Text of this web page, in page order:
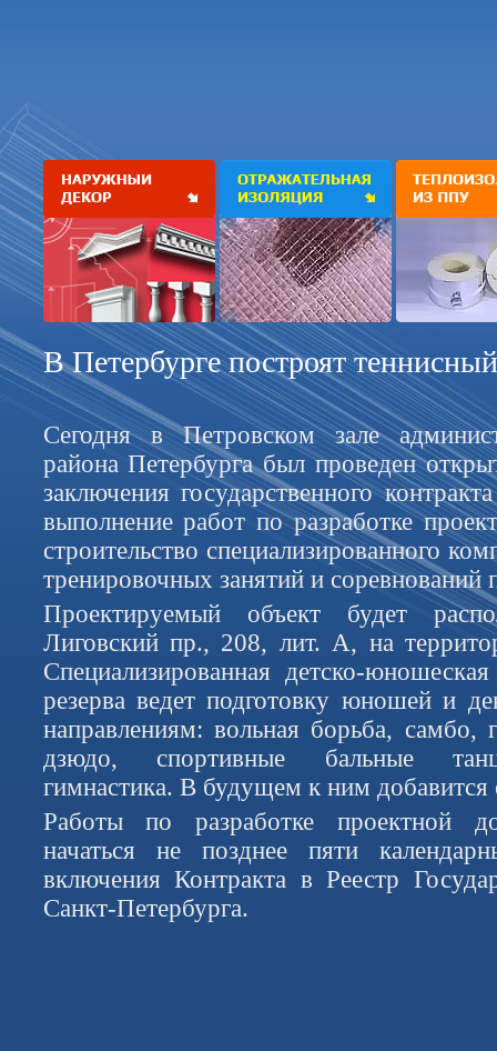
В Петербурге построят
Сегодня в Петровском зале
района Петербурга был проведен
заключения государственного
выполнение работ по разработке
строительство специализированного
тренировочных занятий и соревнований
Проектируемый объект будет
Лиговский пр., 208, лит. А, на
Специализированная детско-
резерва ведет подготовку юношей и
направлениям: вольная борьба, самбо,
дзюдо, спортивные бальные
гимнастика. В будущем к ним добавится
Работы по разработке проектной
начаться не позднее пяти
включения Контракта в Реестр
Санкт-Петербурга.